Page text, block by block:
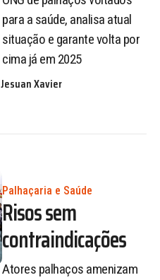
para a saúde, analisa atual
situação e garante volta por
cima já em 2025
Jesuan Xavier
Palhaçaria e Saúde
Risos sem
contraindicações
Atores palhaços amenizam